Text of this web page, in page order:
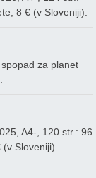
8 € (v Sloveniji).
za planet
A4-, 120 str.: 96
Sloveniji)